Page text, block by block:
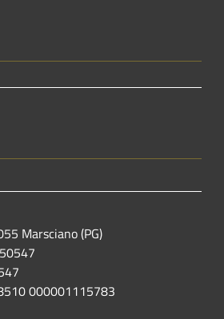
Marsciano (PG)
000001115783